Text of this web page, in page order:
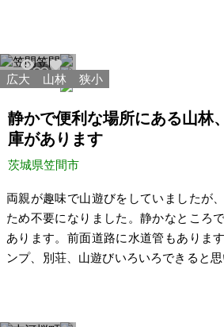
階玄関東側につきましては、1階を店
ブハウスとして前年まで営業していま
場があり、24時間、車の往来が激しい
市大角豆交差点付近です。 【物件概要】※古屋付土地（現状渡
し）となり
63027340
広大 山林 狭小
静かで便利な場所にある山林
庫があります
茨城県笠間市
両親が趣味で山遊びをしていましたが
ため不要になりました。静かなところ
あります。前面道路に水道管もありま
ンプ、別荘、山遊びいろいろできると思います。 市
で10分、最寄りのJR笠間駅まで車で15